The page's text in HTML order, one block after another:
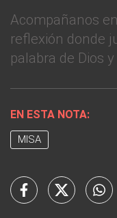
Acompañanos
reflexión donde
palabra de Dios
EN ESTA NOTA:
MISA